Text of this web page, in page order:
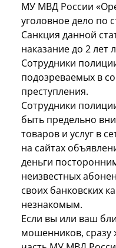
МУ МВД России
уголовное дело по
Санкция данной
наказание до 2
Сотрудники
подозреваемых в
преступления.
Сотрудники
быть предельно
товаров и услуг в
на сайтах
деньги
неизвестных
своих банковских
незнакомым.
Если вы или ваш
мошенников, сразу